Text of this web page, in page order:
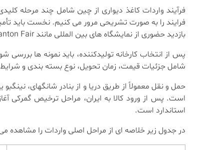
فرآیند واردات کاغذ دیواری از چین شامل چند مرحله
بازدید حضوری از نمایشگاه های بین المللی مانند Canton Fair اقدام می کنند.
پس از انتخاب کارخانه تولیدکننده، باید نمونه ها
شامل جزئیات قیمت، زمان تحویل، نوع بسته بندی و
است. پس از ورود کالا به ایران، مراحل ترخیص گمرکی
استاندارد است.
در جدول زیر خلاصه ای از مراحل اصلی واردات را مشاهده